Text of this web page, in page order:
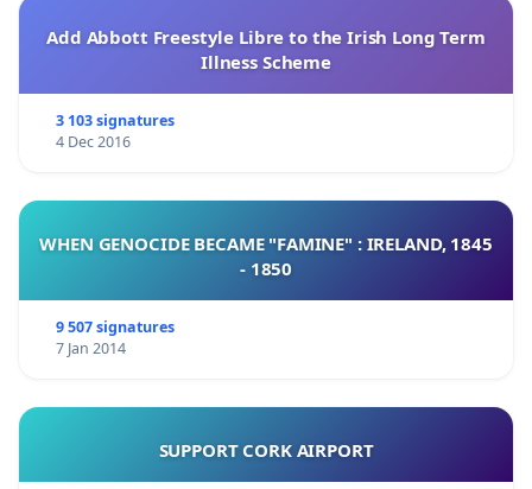
Add Abbott Freestyle Libre to the Irish Long Term
Illness Scheme
3 103 signatures
4 Dec 2016
WHEN GENOCIDE BECAME "FAMINE" : IRELAND, 1845
- 1850
9 507 signatures
7 Jan 2014
SUPPORT CORK AIRPORT